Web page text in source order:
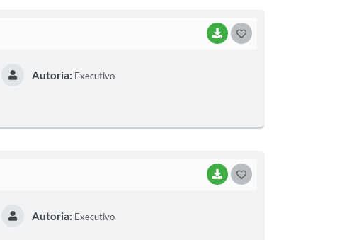
BAIXAR
Autoria: Executivo
BAIXAR
Autoria: Executivo